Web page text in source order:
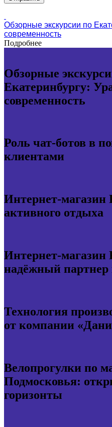
Обзорные экскурсии по
современность
Подробнее
Обзорные
Екатеринбургу:
современность
Роль чат-ботов в
клиентами
Интернет-магазин
активного отдыха
Интернет-
надёжный партнер
Технология
от компании
Велопрогулки по
Подмосковья:
горизонты